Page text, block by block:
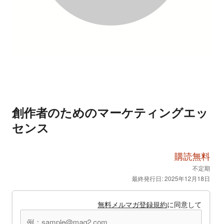
創作者のためのマーケティングエッ
センス
購読無料
不定期
最終発行日: 2025年12月18日
無料メルマガ登録規約に同意して